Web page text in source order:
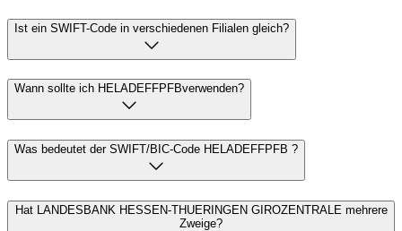
Ist ein SWIFT-Code in verschiedenen Filialen gleich?
Wann sollte ich HELADEFFPFBverwenden?
Was bedeutet der SWIFT/BIC-Code HELADEFFPFB ?
Hat LANDESBANK HESSEN-THUERINGEN GIROZENTRALE mehrere
Zweige?